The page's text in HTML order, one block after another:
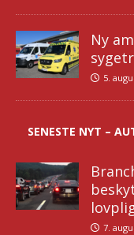
Ny
5.
SENESTE NYT –
7.